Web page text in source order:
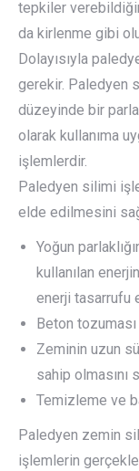
tepkiler
da kirlenme gibi
Dolayısıyla
gerekir. Paledyen
düzeyinde bir
olarak kullanıma
işlemlerdir.
Paledyen silimi
elde edilmesini
Yoğun
kullanılan
enerji tasarrufu
Beton tozuması
Zeminin uzun
sahip olmasını
Temizleme ve
Paledyen zemin
işlemlerin